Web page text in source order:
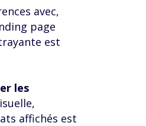
avec,
page
est
les
affichés est